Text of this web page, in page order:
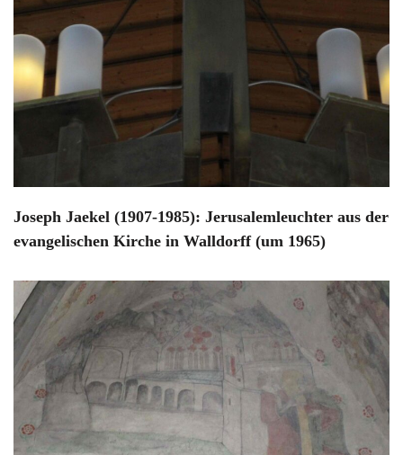
Joseph Jaekel (1907-1985): Jerusalemleuchter aus der
evangelischen Kirche in Walldorff (um 1965)